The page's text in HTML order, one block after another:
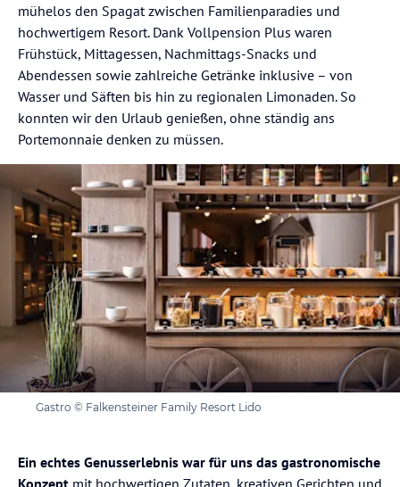
mühelos den Spagat zwischen Familienparadies und
hochwertigem Resort. Dank Vollpension Plus waren
Frühstück, Mittagessen, Nachmittags-Snacks und
Abendessen sowie zahlreiche Getränke inklusive – von
Wasser und Säften bis hin zu regionalen Limonaden. So
konnten wir den Urlaub genießen, ohne ständig ans
Portemonnaie denken zu müssen.
Gastro © Falkensteiner Family Resort Lido
Ein echtes Genusserlebnis war für uns das gastronomische